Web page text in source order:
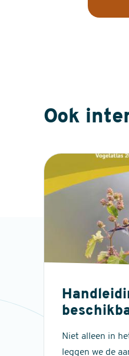
Ook
Niet alleen in
leggen we de